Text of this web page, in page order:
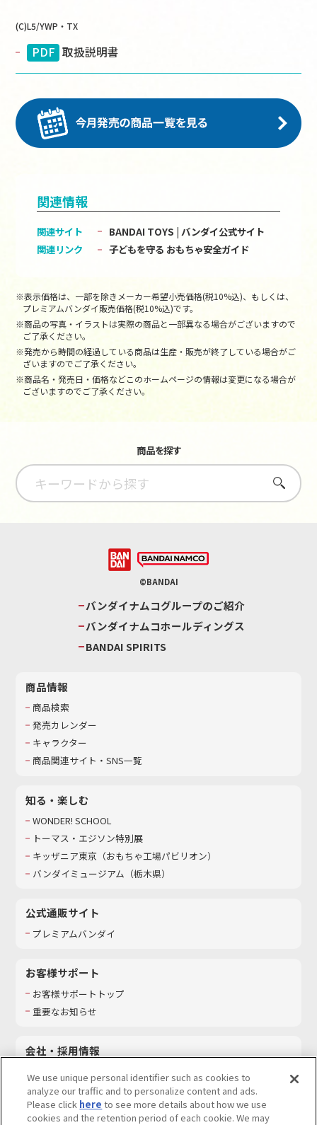
(C)L5/YWP・TX
PDF 取扱説明書
関連情報
関連サイト
BANDAI TOYS | バンダイ公式サイト
関連リンク
子どもを守る おもちゃ安全ガイド
※表示価格は、一部を除きメーカー希望小売価格(税10%込)、もしくは、
プレミアムバンダイ販売価格(税10%込)です。
※商品の写真・イラストは実際の商品と一部異なる場合がございますので
ご了承ください。
※発売から時間の経過している商品は生産・販売が終了している場合がご
ざいますのでご了承ください。
※商品名・発売日・価格などこのホームページの情報は変更になる場合が
ございますのでご了承ください。
商品を探す
さがす
©BANDAI
バンダイナムコグループのご紹介
バンダイナムコホールディングス
BANDAI SPIRITS
商品情報
商品検索
発売カレンダー
キャラクター
商品関連サイト・SNS一覧
知る・楽しむ
WONDER! SCHOOL
トーマス・エジソン特別展
キッザニア東京（おもちゃ工場パビリオン）​
バンダイミュージアム（栃木県）
公式通販サイト
プレミアムバンダイ
お客様サポート
お客様サポートトップ
重要なお知らせ
会社・採用情報
採用情報
サステナビリティ
We use unique personal identifier such as cookies to
analyze our traffic and to personalize content and ads.
Please click here to see more details about how we use
cookies and the retention period of each cookie. We may